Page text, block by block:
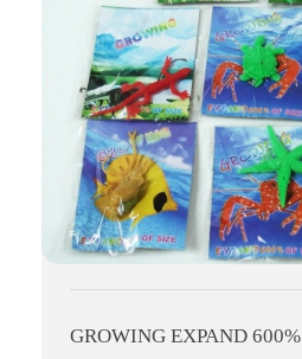
GROWING EXPAND 600%